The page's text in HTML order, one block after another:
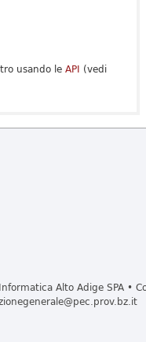
usando le API (vedi
Alto Adige SPA •